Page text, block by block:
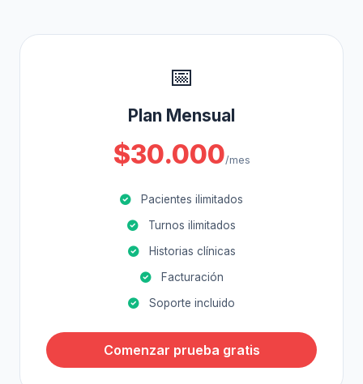
📅
Plan Mensual
$30.000/mes
Pacientes ilimitados
Turnos ilimitados
Historias clínicas
Facturación
Soporte incluido
Comenzar prueba gratis